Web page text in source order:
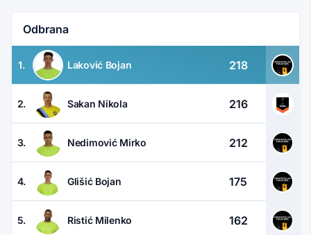
Odbrana
1. Laković Bojan 218
2. Sakan Nikola 216
3. Nedimović Mirko 212
4. Glišić Bojan 175
5. Ristić Milenko 162